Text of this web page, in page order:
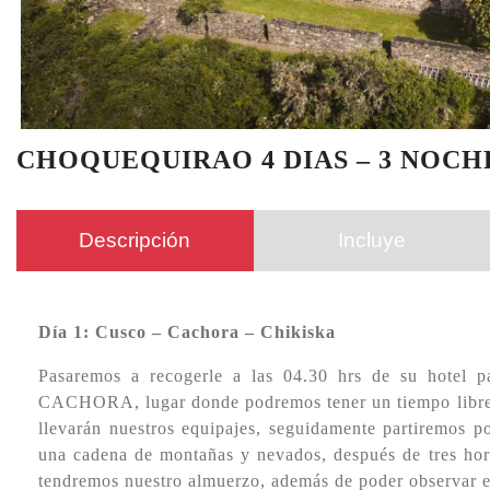
CHOQUEQUIRAO 4 DIAS – 3
Descripción Incluye
Día 1: Cusco – Cachora – Chikiska
Pasaremos a recogerle a las 04.30 hrs de su hotel
CACHORA, lugar donde podremos tener un tiempo
llevarán nuestros equipajes, seguidamente partiremos
una cadena de montañas y nevados, después de tres
tendremos nuestro almuerzo, además de poder